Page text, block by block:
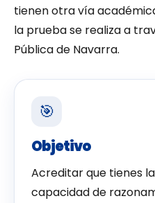
tienen otra vía
la prueba se realiza a
Pública de Navarra.
🎯
Objetivo
Acreditar que tienes
capacidad de